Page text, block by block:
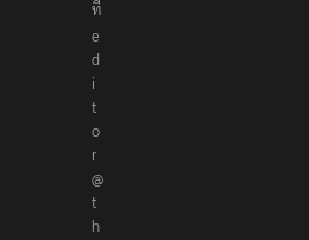
า
ร
ที่
e
d
i
t
o
r
@